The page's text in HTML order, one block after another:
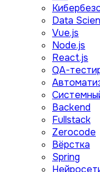
Data
Vue.js
Node.js
React.js
QA-
Backend
Fullstack
Zerocode
Вёрстка
Spring